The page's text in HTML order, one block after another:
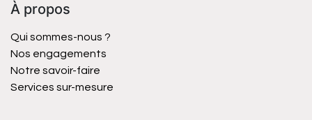
À propos
Qui sommes-nous ?
Nos engagements
Notre savoir-faire
Services sur-mesure